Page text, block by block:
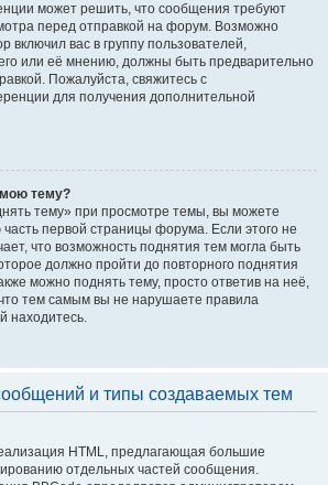
может решить, что сообщения требуют
перед отправкой на форум. Возможно
включил вас в группу пользователей,
или её мнению, должны быть предварительно
Пожалуйста, свяжитесь с
для получения дополнительной
мою тему?
тему» при просмотре темы, вы можете
первой страницы форума. Если этого не
что возможность поднятия тем могла быть
должно пройти до повторного поднятия
можно поднять тему, просто ответив на неё,
тем самым вы не нарушаете правила
находитесь.
и типы создаваемых тем
HTML, предлагающая большие
отдельных частей сообщения.